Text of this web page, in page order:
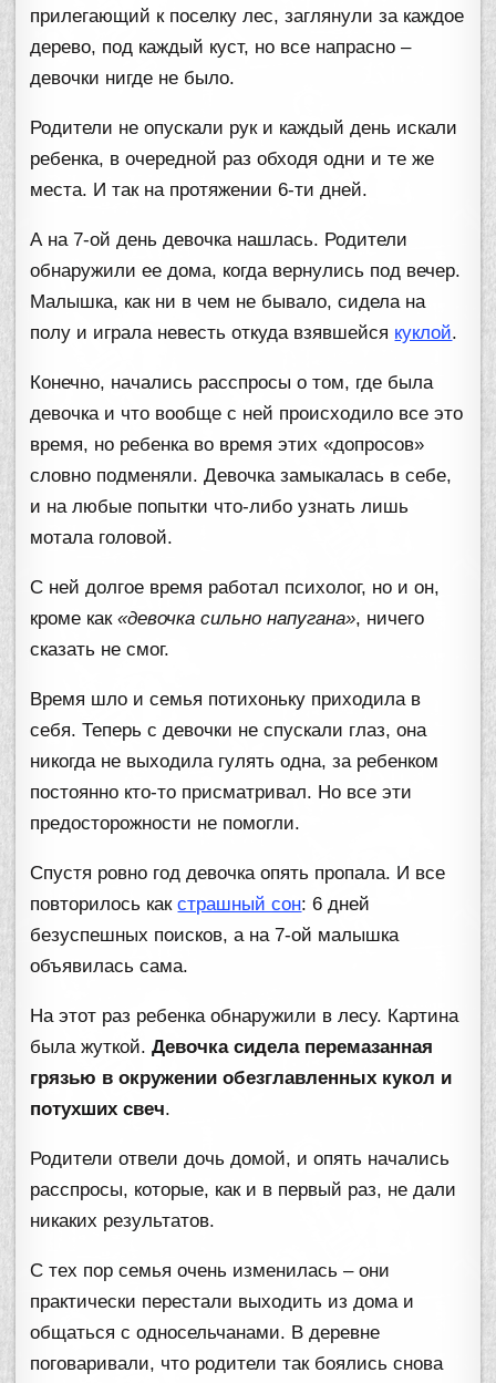
прилегающий к поселку лес, заглянули за каждое
дерево, под каждый куст, но все напрасно –
девочки нигде не было.
Родители не опускали рук и каждый день искали
ребенка, в очередной раз обходя одни и те же
места. И так на протяжении 6-ти дней.
А на 7-ой день девочка нашлась. Родители
обнаружили ее дома, когда вернулись под вечер.
Малышка, как ни в чем не бывало, сидела на
полу и играла невесть откуда взявшейся куклой.
Конечно, начались расспросы о том, где была
девочка и что вообще с ней происходило все это
время, но ребенка во время этих «допросов»
словно подменяли. Девочка замыкалась в себе,
и на любые попытки что-либо узнать лишь
мотала головой.
С ней долгое время работал психолог, но и он,
кроме как«девочка сильно напугана», ничего
сказать не смог.
Время шло и семья потихоньку приходила в
себя. Теперь с девочки не спускали глаз, она
никогда не выходила гулять одна, за ребенком
постоянно кто-то присматривал. Но все эти
предосторожности не помогли.
Спустя ровно год девочка опять пропала. И все
повторилось какстрашный сон: 6 дней
безуспешных поисков, а на 7-ой малышка
объявилась сама.
На этот раз ребенка обнаружили в лесу. Картина
была жуткой.Девочка сидела перемазанная
грязью в окружении обезглавленных кукол и
потухших свеч.
Родители отвели дочь домой, и опять начались
расспросы, которые, как и в первый раз, не дали
никаких результатов.
С тех пор семья очень изменилась – они
практически перестали выходить из дома и
общаться с односельчанами. В деревне
поговаривали, что родители так боялись снова